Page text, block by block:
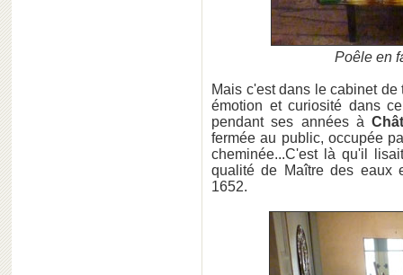
Poêle en
Mais c'est dans le cabinet
émotion et curiosité dans
pendant ses années à
fermée au public, occupée
cheminée...C'est là qu'il
qualité de Maître des eaux
1652.